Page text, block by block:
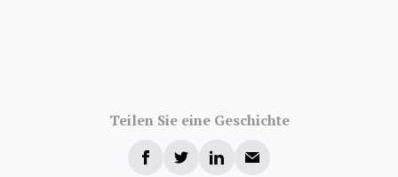
Teilen Sie eine Geschichte